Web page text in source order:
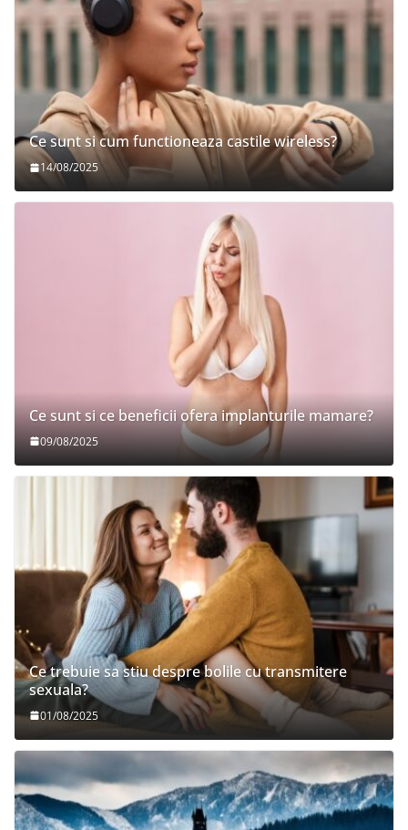
Ce sunt si cum functioneaza castile wireless?
14/08/2025
Ce sunt si ce beneficii ofera implanturile mamare?
09/08/2025
Ce trebuie sa stiu despre bolile cu transmitere
sexuala?
01/08/2025